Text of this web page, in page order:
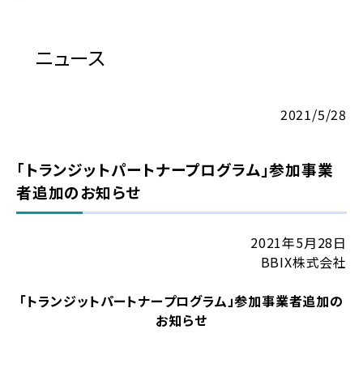
ニュース
2021/5/28
「トランジットパートナープログラム」参加事業
者追加のお知らせ
2021年5月28日
BBIX株式会社
「トランジットパートナープログラム」参加事業者追加の
お知らせ